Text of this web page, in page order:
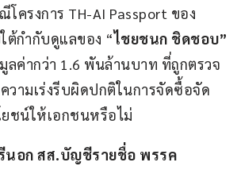
ครงการ TH-AI Passport ของ
ต้กำกับดูแลของ “ไชยชนก ชิดชอบ”
ลค่ากว่า 1.6 พันล้านบาท ที่ถูกตรวจ
วามเร่งรีบผิดปกติในการจัดซื้อจัด
ยชน์ให้เอกชนหรือไม่
นอก สส.บัญชีรายชื่อ พรรค